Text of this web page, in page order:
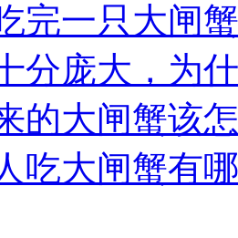
完一只大闸
分庞大，为
的大闸蟹该
吃大闸蟹有